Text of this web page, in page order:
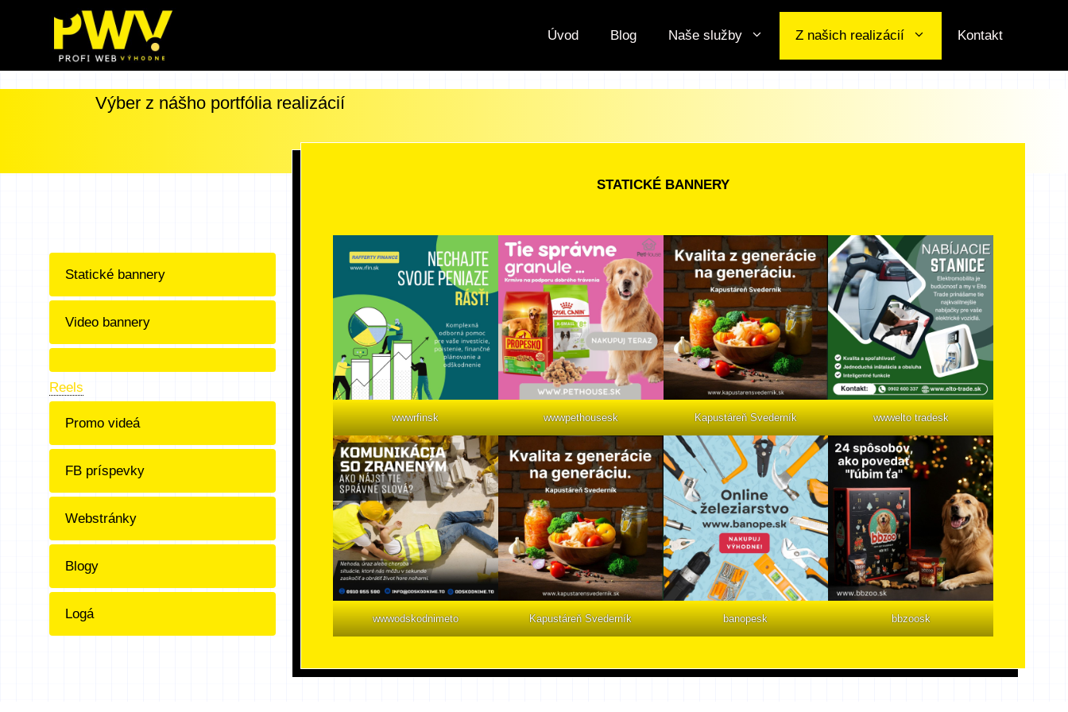
Úvod Blog Naše služby Z našich realizácií Kontakt
Výber z nášho portfólia realizácií
Statické bannery
Video bannery
Reels
Promo videá
FB príspevky
Webstránky
Blogy
Logá
STATICKÉ BANNERY
wwwrfinsk wwwpethousesk Kapustáreň Svederník wwwelto tradesk
wwwodskodnimeto Kapustáreň Svederník banopesk bbzoosk